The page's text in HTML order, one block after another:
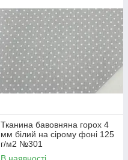
Тканина бавовняна горох 4
мм білий на сірому фоні 125
г/м2 №301